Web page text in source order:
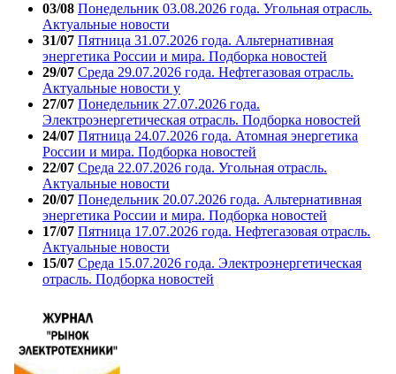
03/08 Понедельник 03.08.2026 года. Угольная отрасль.
Актуальные новости
31/07 Пятница 31.07.2026 года. Альтернативная
энергетика России и мира. Подборка новостей
29/07 Среда 29.07.2026 года. Нефтегазовая отрасль.
Актуальные новости у
27/07 Понедельник 27.07.2026 года.
Электроэнергетическая отрасль. Подборка новостей
24/07 Пятница 24.07.2026 года. Атомная энергетика
России и мира. Подборка новостей
22/07 Среда 22.07.2026 года. Угольная отрасль.
Актуальные новости
20/07 Понедельник 20.07.2026 года. Альтернативная
энергетика России и мира. Подборка новостей
17/07 Пятница 17.07.2026 года. Нефтегазовая отрасль.
Актуальные новости
15/07 Среда 15.07.2026 года. Электроэнергетическая
отрасль. Подборка новостей